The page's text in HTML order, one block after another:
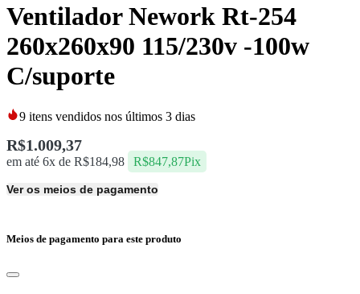
Ventilador Nework Rt-254
260x260x90 115/230v -100w
C/suporte
9 itens vendidos nos últimos 3 dias
R$1.009,37
em até 6x de R$184,98 R$847,87Pix
Ver os meios de pagamento
Meios de pagamento para este produto